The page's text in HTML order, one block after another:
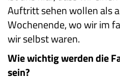
Auftritt sehen wollen als
Wochenende, wo wir im
wir selbst waren.
Wie wichtig werden die
sein?